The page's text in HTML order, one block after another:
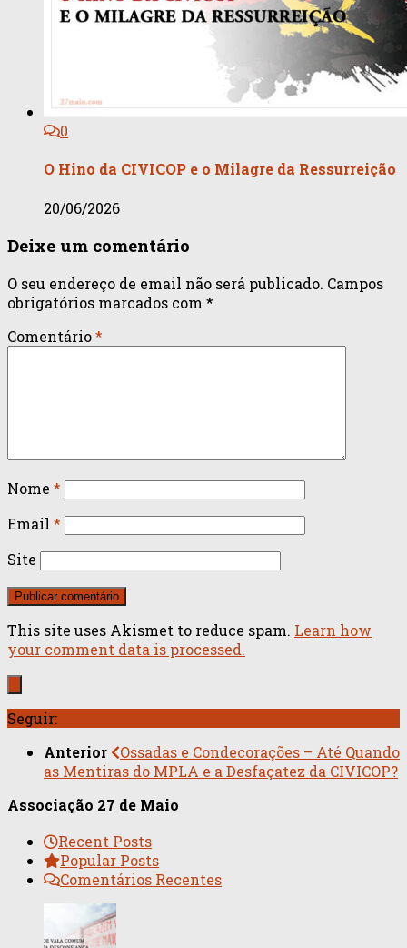
0
O Hino da CIVICOP e o Milagre da Ressurreição
20/06/2026
Deixe um comentário
O seu endereço de email não será publicado. Campos
obrigatórios marcados com *
Comentário*
Nome *
Email *
Site
This site uses Akismet to reduce spam. Learn how
your comment data is processed.
Seguir:
Anterior
Ossadas e Condecorações – Até Quando
as Mentiras do MPLA e a Desfaçatez da CIVICOP?
Associação 27 de Maio
Recent Posts
Popular Posts
Comentários Recentes